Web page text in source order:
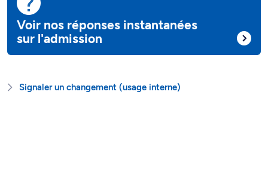
Voir nos réponses instantanées
sur l'admission
Signaler un changement (usage interne)